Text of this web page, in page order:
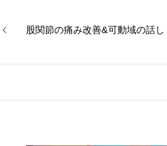
股関節の痛み改善&可動域の話し